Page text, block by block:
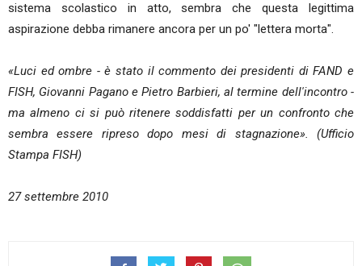
sistema scolastico in atto, sembra che questa legittima
aspirazione debba rimanere ancora per un po' "lettera morta".
«Luci ed ombre - è stato il commento dei presidenti di FAND e
FISH, Giovanni Pagano e Pietro Barbieri, al termine dell'incontro -
ma almeno ci si può ritenere soddisfatti per un confronto che
sembra essere ripreso dopo mesi di stagnazione». (Ufficio
Stampa FISH)
27 settembre 2010